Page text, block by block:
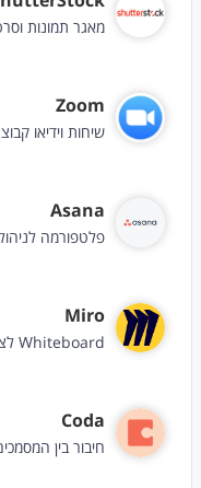
מאגר תמונות
Zoom
שיחות וידיאו
Asana
פלטפורמה
Miro
Whiteboard לצוותים מרוחקים
Coda
חיבור בין